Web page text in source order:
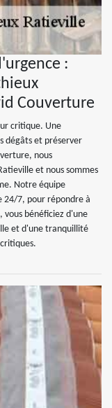
:
Couverture
critique. Une
dégâts et préserver
nous
et nous sommes
Notre équipe
24/7, pour répondre à
vous bénéficiez d'une
et d'une tranquillité